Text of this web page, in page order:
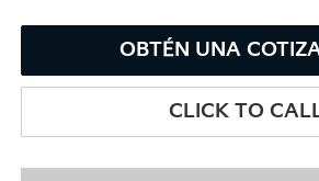
OBTÉN UNA
CLICK TO